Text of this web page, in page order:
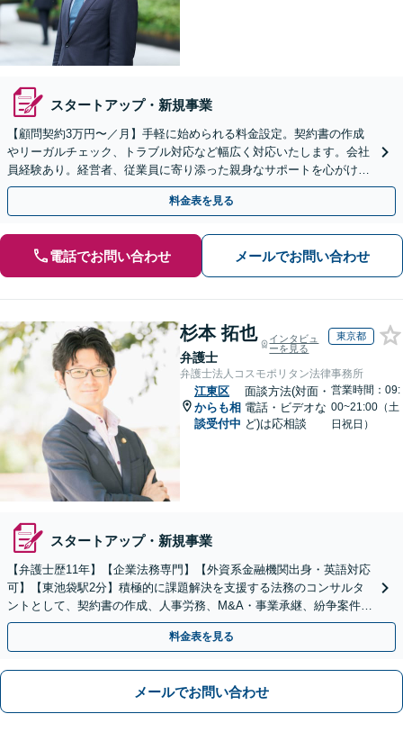
スタートアップ・新規事業
【顧問契約3万円〜／月】手軽に始められる料金設定。契約書の作成
やリーガルチェック、トラブル対応など幅広く対応いたします。会社
員経験あり。経営者、従業員に寄り添った親身なサポートを心がけて
います。【休日・夜間対応可】
料金表を見る
電話でお問い合わせ メールでお問い合わせ
杉本 拓也
弁護士
インタビュ
ーを見る
東京都
弁護士法人コスモポリタン法律事務所
江東区
からも相
談受付中
面談方法(対面・
電話・ビデオな
ど)は応相談
営業時間：09:
00~21:00（土
日祝日）
スタートアップ・新規事業
【弁護士歴11年】【企業法務専門】【外資系金融機関出身・英語対応
可】【東池袋駅2分】積極的に課題解決を支援する法務のコンサルタ
ントとして、契約書の作成、人事労務、M&A・事業承継、紛争案件等
に広く対応致します【初回面談無料】
料金表を見る
メールでお問い合わせ